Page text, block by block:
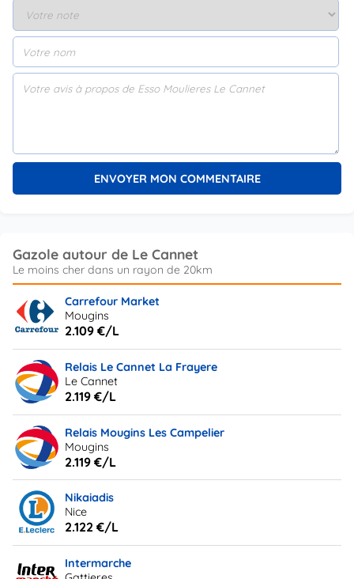
Gazole autour de Le Cannet
Carrefour Market
Mougins
2.109 €/L
Relais Le Cannet La Frayere
Le Cannet
2.119 €/L
Relais Mougins Les Campelier
Mougins
2.119 €/L
Nikaiadis
Nice
2.122 €/L
Intermarche